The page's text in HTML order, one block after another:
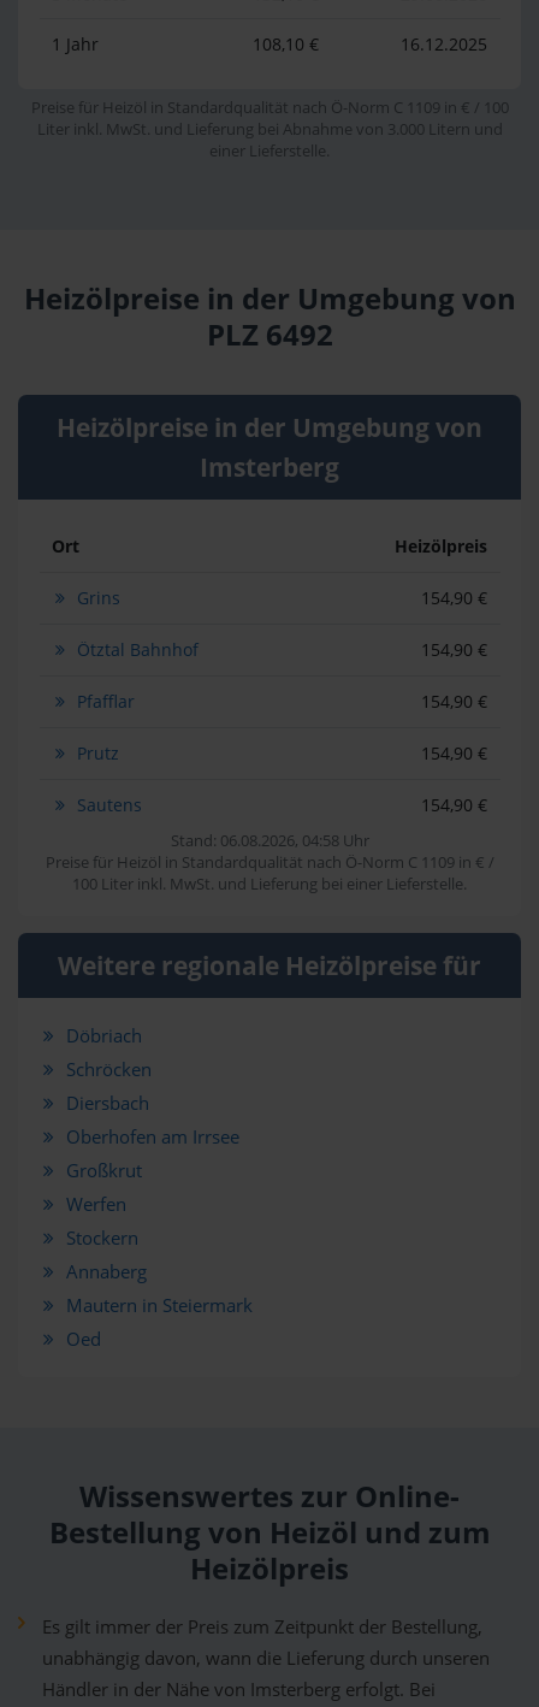
1 Jahr 108,10 € 16.12.2025
Preise für Heizöl in Standardqualität nach Ö-Norm C 1109 in € / 100
Liter inkl. MwSt. und Lieferung bei Abnahme von 3.000 Litern und
einer Lieferstelle.
Heizölpreise in der Umgebung von
PLZ 6492
Heizölpreise in der Umgebung von
Imsterberg
Ort Heizölpreis
Grins 154,90 €
Ötztal Bahnhof 154,90 €
Pfafflar 154,90 €
Prutz 154,90 €
Sautens 154,90 €
Stand: 06.08.2026, 04:58 Uhr
Preise für Heizöl in Standardqualität nach Ö-Norm C 1109 in € /
100 Liter inkl. MwSt. und Lieferung bei einer Lieferstelle.
Weitere regionale Heizölpreise für
Döbriach
Schröcken
Diersbach
Oberhofen am Irrsee
Großkrut
Werfen
Stockern
Annaberg
Mautern in Steiermark
Oed
Wissenswertes zur Online-
Bestellung von Heizöl und zum
Heizölpreis
Es gilt immer der Preis zum Zeitpunkt der Bestellung,
unabhängig davon, wann die Lieferung durch unseren
Händler in der Nähe von Imsterberg erfolgt. Bei